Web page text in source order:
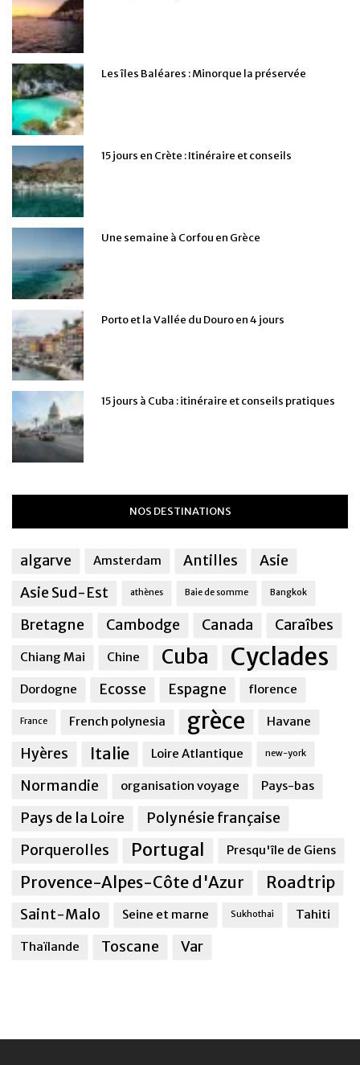
Les îles Baléares : Minorque la préservée
15 jours en Crète : Itinéraire et conseils
Une semaine à Corfou en Grèce
Porto et la Vallée du Douro en 4 jours
15 jours à Cuba : itinéraire et conseils pratiques
NOS DESTINATIONS
algarve Amsterdam Antilles
Asie
Asie Sud-Est
athènes Baie de somme Bangkok
Bretagne Cambodge Canada Caraîbes
Chiang Mai Chine Cuba Cyclades
Dordogne Ecosse Espagne florence
France French polynesia grèce Havane
Hyères Italie Loire Atlantique new-york
Normandie organisation voyage Pays-bas
Pays de la Loire
Polynésie française
Porquerolles
Portugal Presqu'île de Giens
Provence-Alpes-Côte d'Azur Roadtrip
Saint-Malo Seine et marne Sukhothai Tahiti
Thaïlande Toscane Var